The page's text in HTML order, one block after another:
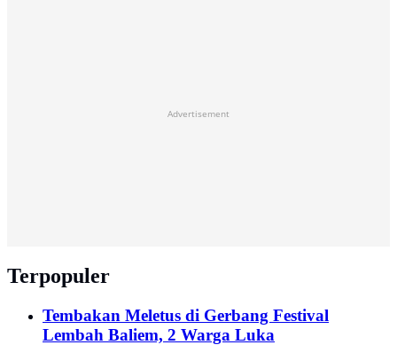
Advertisement
Terpopuler
Tembakan Meletus di Gerbang Festival
Lembah Baliem, 2 Warga Luka